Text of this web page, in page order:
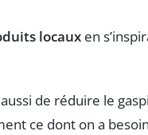
locaux en
de réduire le
ce dont on a